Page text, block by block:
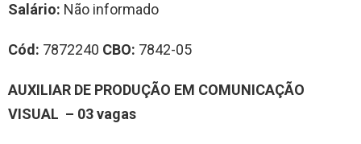
Salário: Não informado
Cód: 7872240 CBO: 7842-05
AUXILIAR DE PRODUÇÃO EM COMUNICAÇÃO
VISUAL – 03 vagas